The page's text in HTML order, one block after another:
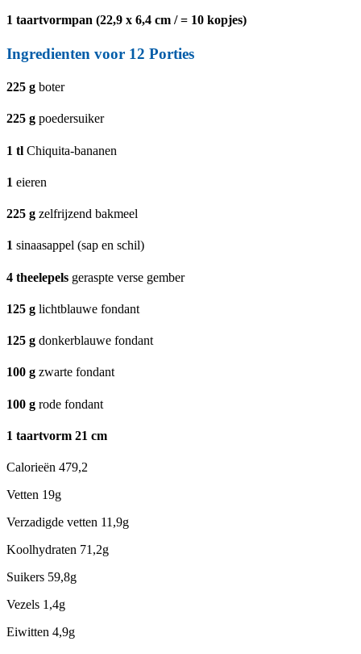
1 taartvormpan (22,9 x 6,4 cm / = 10 kopjes)
Ingredienten voor 12 Porties
225 g boter
225 g poedersuiker
1 tl Chiquita-bananen
1 eieren
225 g zelfrijzend bakmeel
1 sinaasappel (sap en schil)
4 theelepels geraspte verse gember
125 g lichtblauwe fondant
125 g donkerblauwe fondant
100 g zwarte fondant
100 g rode fondant
1 taartvorm 21 cm
Calorieën 479,2
Vetten 19g
Verzadigde vetten 11,9g
Koolhydraten 71,2g
Suikers 59,8g
Vezels 1,4g
Eiwitten 4,9g